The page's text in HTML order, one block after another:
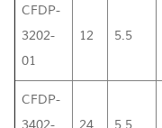
CFDP-
3202-
01
12 5.5
CFDP-
3402-
24 5.5